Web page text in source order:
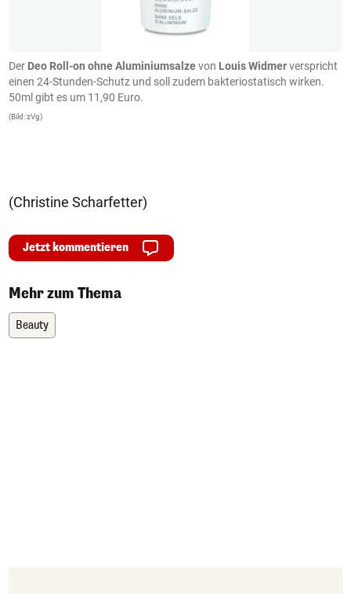
Der Deo Roll-on ohne Aluminiumsalzevon Louis Widmerverspricht
einen 24-Stunden-Schutz und soll zudem bakteriostatisch wirken.
50ml gibt es um 11,90 Euro.
(Bild: zVg)
(Christine Scharfetter)
Jetzt kommentieren
Mehr zum Thema
Beauty